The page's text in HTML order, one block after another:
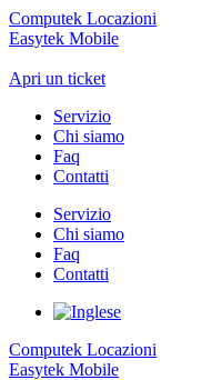
Computek Locazioni
Easytek Mobile
Apri un ticket
Servizio
Chi siamo
Faq
Contatti
Servizio
Chi siamo
Faq
Contatti
Computek Locazioni
Easytek Mobile